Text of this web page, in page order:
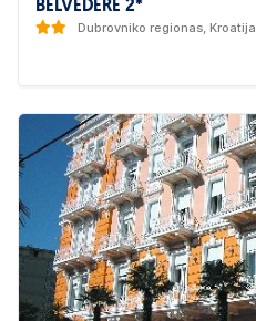
BELVEDERE 2*
Dubrovniko regionas, Kroatija